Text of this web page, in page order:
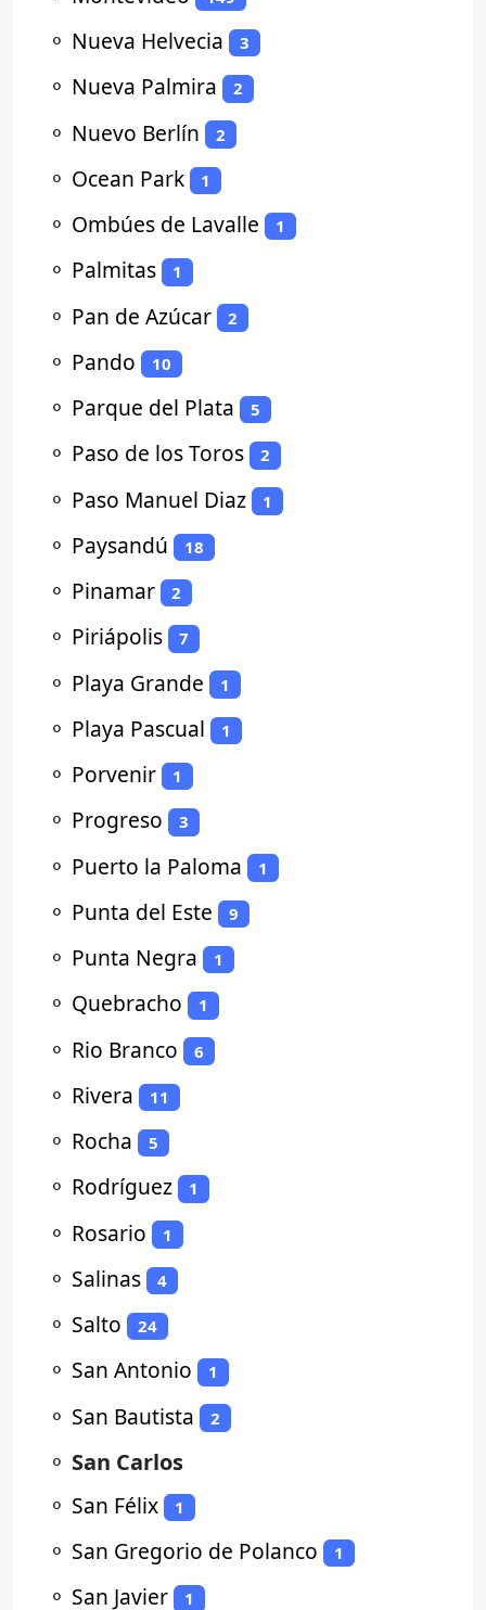
⚬ Nueva Helvecia 3
⚬ Nueva Palmira 2
⚬ Nuevo Berlín 2
⚬ Ocean Park 1
⚬ Ombúes de Lavalle 1
⚬ Palmitas 1
⚬ Pan de Azúcar 2
⚬ Pando 10
⚬ Parque del Plata 5
⚬ Paso de los Toros 2
⚬ Paso Manuel Diaz 1
⚬ Paysandú 18
⚬ Pinamar 2
⚬ Piriápolis 7
⚬ Playa Grande 1
⚬ Playa Pascual 1
⚬ Porvenir 1
⚬ Progreso 3
⚬ Puerto la Paloma 1
⚬ Punta del Este 9
⚬ Punta Negra 1
⚬ Quebracho 1
⚬ Rio Branco 6
⚬ Rivera 11
⚬ Rocha 5
⚬ Rodríguez 1
⚬ Rosario 1
⚬ Salinas 4
⚬ Salto 24
⚬ San Antonio 1
⚬ San Bautista 2
⚬ San Carlos
⚬ San Félix 1
⚬ San Gregorio de Polanco 1
⚬ San Javier 1